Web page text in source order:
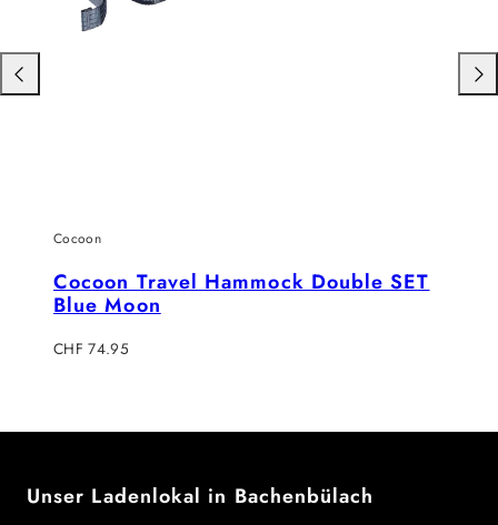
Cocoon
Cocoon Travel Hammock Double SET
Blue Moon
Regulärer
CHF 74.95
Nach
links
Nach
Unser Ladenlokal in Bachenbülach